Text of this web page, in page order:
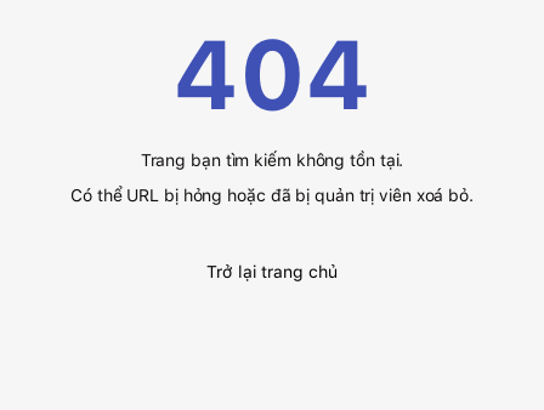
404
Trang bạn tìm kiếm không tồn tại.
Có thể URL bị hỏng hoặc đã bị quản trị viên xoá bỏ.
Trở lại trang chủ